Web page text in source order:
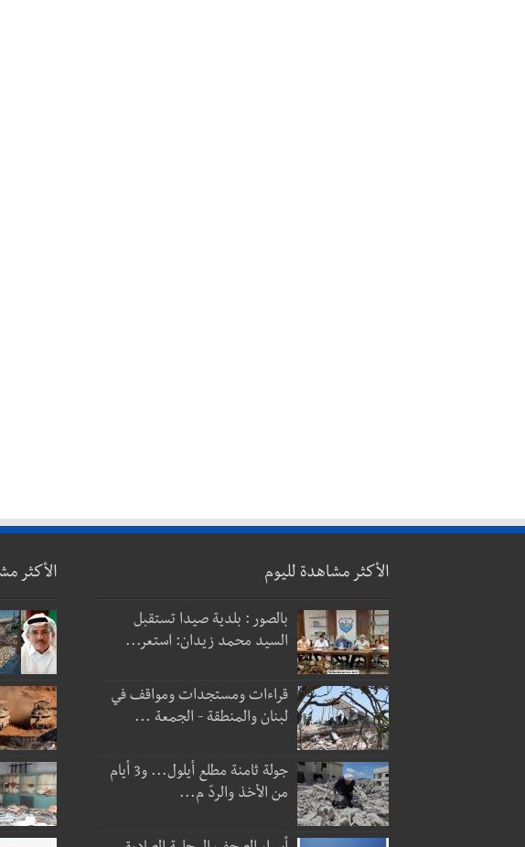
الأكثر مشاهدة لليوم
بالصور : بلدية صيدا تستقبل
السيد محمد زيدان: استعر...
قراءات ومستجدات ومواقف في
لبنان والمنطقة - الجمعة ...
جولة ثامنة مطلع أيلول... و3 أيام
من الأخذ والردّ م...
الأكثر